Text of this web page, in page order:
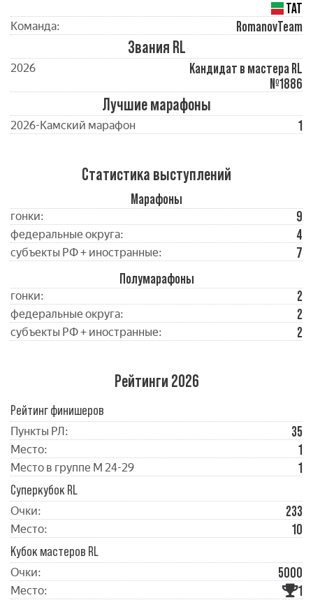
ТАТ
Команда: RomanovTeam
Звания RL
2026
Кандидат в мастера RL
№1886
Лучшие марафоны
2026-Камский марафон 1
Статистика выступлений
Марафоны
гонки: 9
федеральные округа: 4
субъекты РФ + иностранные:
7
Полумарафоны
гонки: 2
федеральные округа: 2
субъекты РФ + иностранные: 2
Рейтинги 2026
Рейтинг финишеров
Пункты РЛ: 35
Место: 1
Место в группе М 24-29
1
Суперкубок RL
Очки: 233
Место:
10
Кубок мастеров RL
Очки: 5000
Место:
1